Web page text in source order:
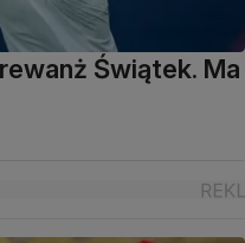
Świątek. Ma